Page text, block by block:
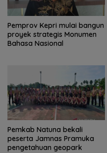
Pemprov Kepri mulai bangun
proyek strategis Monumen
Bahasa Nasional
Pemkab Natuna bekali
peserta Jamnas Pramuka
pengetahuan geopark